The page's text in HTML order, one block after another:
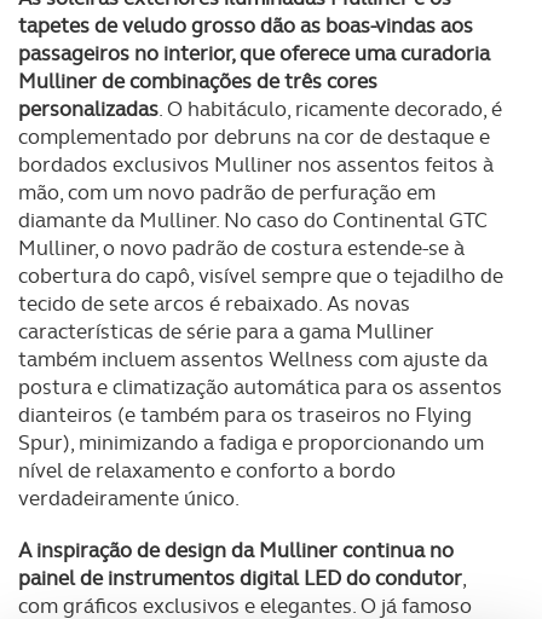
tapetes de veludo grosso dão as boas-vindas aos
passageiros no interior, que oferece uma curadoria
Mulliner de combinações de três cores
personalizadas. O habitáculo, ricamente decorado, é
complementado por debruns na cor de destaque e
bordados exclusivos Mulliner nos assentos feitos à
mão, com um novo padrão de perfuração em
diamante da Mulliner. No caso do Continental GTC
Mulliner, o novo padrão de costura estende-se à
cobertura do capô, visível sempre que o tejadilho de
tecido de sete arcos é rebaixado. As novas
características de série para a gama Mulliner
também incluem assentos Wellness com ajuste da
postura e climatização automática para os assentos
dianteiros (e também para os traseiros no Flying
Spur), minimizando a fadiga e proporcionando um
nível de relaxamento e conforto a bordo
verdadeiramente único.
A inspiração de design da Mulliner continua no
painel de instrumentos digital LED do condutor,
com gráficos exclusivos e elegantes. O já famoso